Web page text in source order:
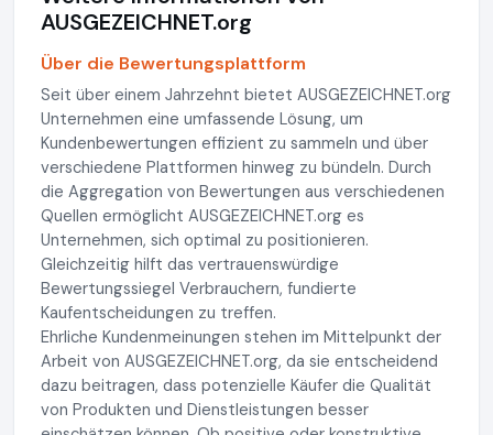
AUSGEZEICHNET.org
Über die Bewertungsplattform
Seit über einem Jahrzehnt bietet AUSGEZEICHNET.org
Unternehmen eine umfassende Lösung, um
Kundenbewertungen effizient zu sammeln und über
verschiedene Plattformen hinweg zu bündeln. Durch
die Aggregation von Bewertungen aus verschiedenen
Quellen ermöglicht AUSGEZEICHNET.org es
Unternehmen, sich optimal zu positionieren.
Gleichzeitig hilft das vertrauenswürdige
Bewertungssiegel Verbrauchern, fundierte
Kaufentscheidungen zu treffen.
Ehrliche Kundenmeinungen stehen im Mittelpunkt der
Arbeit von AUSGEZEICHNET.org, da sie entscheidend
dazu beitragen, dass potenzielle Käufer die Qualität
von Produkten und Dienstleistungen besser